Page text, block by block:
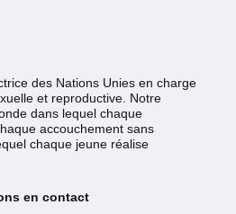
des Nations Unies en charge
et reproductive. Notre
dans lequel chaque
accouchement sans
chaque jeune réalise
en contact